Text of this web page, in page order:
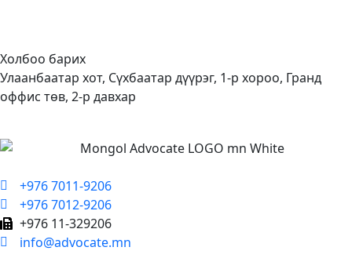
Холбоо барих
Улаанбаатар хот, Сүхбаатар дүүрэг, 1-р хороо, Гранд
оффис төв, 2-р давхар
+976 7011-9206
+976 7012-9206
+976 11-329206
info@advocate.mn